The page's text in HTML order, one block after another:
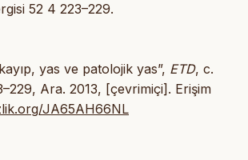
52 4 223–229.
yas ve patolojik yas”, ETD, c.
Ara. 2013, [çevrimiçi]. Erişim
JA65AH66NL